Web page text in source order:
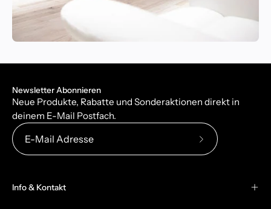
Newsletter Abonnieren
Neue Produkte, Rabatte und Sonderaktionen direkt in
deinem E-Mail Postfach.
Abonniere
Info & Kontakt